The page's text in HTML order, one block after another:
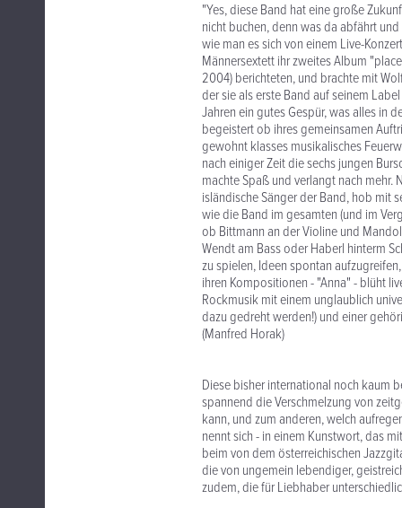
"Yes, diese Band hat eine große
nicht buchen, denn was da abfährt
wie man es sich von einem Live-
Männersextett ihr zweites Album
2004) berichteten, und brachte mit
der sie als erste Band auf seinem
Jahren ein gutes Gespür, was alles in
begeistert ob ihres gemeinsamen
gewohnt klasses musikalisches
nach einiger Zeit die sechs jungen
machte Spaß und verlangt nach
isländische Sänger der Band, hob mit
wie die Band im gesamten (und im
ob Bittmann an der Violine und
Wendt am Bass oder Haberl hinterm
zu spielen, Ideen spontan
ihren Kompositionen - "Anna" - blüht
Rockmusik mit einem unglaublich
dazu gedreht werden!) und einer
(Manfred Horak)
Diese bisher international noch kaum
spannend die Verschmelzung von
kann, und zum anderen, welch
nennt sich - in einem Kunstwort, das
beim von dem österreichischen
die von ungemein lebendiger,
zudem, die für Liebhaber